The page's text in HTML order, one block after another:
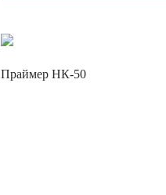
Праймер НК-50